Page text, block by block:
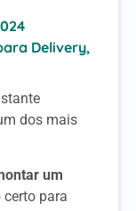
Delivery,
dos mais
um
certo para